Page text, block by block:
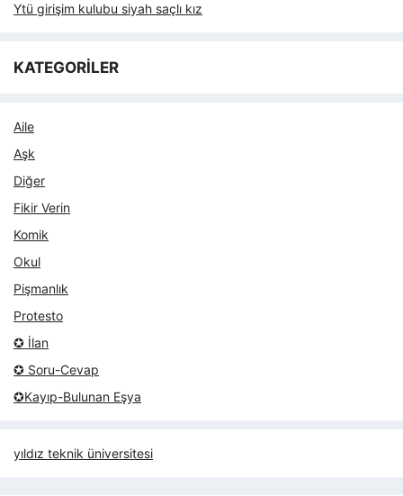
Ytü girişim kulubu siyah saçlı kız
KATEGORİLER
Aile
Aşk
Diğer
Fikir Verin
Komik
Okul
Pişmanlık
Protesto
✪ İlan
✪ Soru-Cevap
✪Kayıp-Bulunan Eşya
yıldız teknik üniversitesi